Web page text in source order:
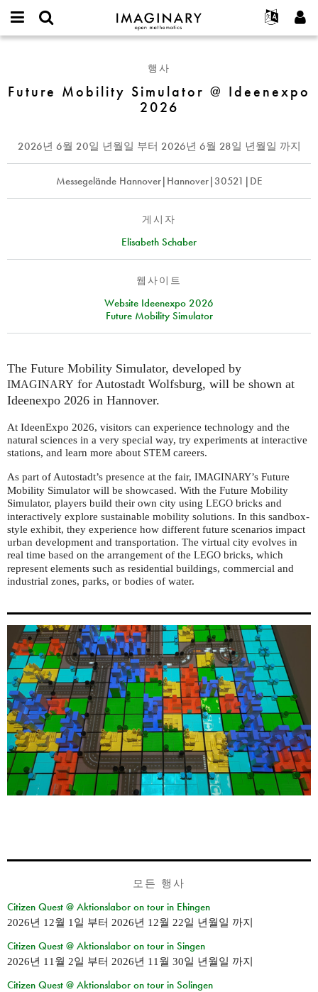
IMAGINARY
open
Français
Deutsch
한국어
Türkçe
Programs
Galleries
Hands-On
Texts
Exhibitions
프로젝트
참가하기
연락처
username
*밀
새로운 비밀번호 요청하기
Simulator
2026
행사
Future Mobility Simulator @ Ideenexpo
2026
2026년 6월 20일 년월일 부터 2026년 6월 28일 년월일 까지
Messegelände Hannover|Hannover|30521|DE
게시자
Elisabeth Schaber
웹사이트
Website Ideenexpo 2026
Future Mobility Simulator
The Future Mobility Simulator, developed by
IMAGINARY for Autostadt Wolfsburg, will be shown at
Ideenexpo 2026 in Hannover.
At IdeenExpo 2026, visitors can experience technology and the
natural sciences in a very special way, try experiments at interactive
stations, and learn more about STEM careers.
As part of Autostadt’s presence at the fair, IMAGINARY’s Future
Mobility Simulator will be showcased. With the Future Mobility
Simulator, players build their own city using LEGO bricks and
interactively explore sustainable mobility solutions. In this sandbox-
style exhibit, they experience how different future scenarios impact
urban development and transportation. The virtual city evolves in
real time based on the arrangement of the LEGO bricks, which
represent elements such as residential buildings, commercial and
industrial zones, parks, or bodies of water.
모든 행사
Citizen Quest @ Aktionslabor on tour in Ehingen
2026년 12월 1일 부터 2026년 12월 22일 년월일 까지
Citizen Quest @ Aktionslabor on tour in Singen
2026년 11월 2일 부터 2026년 11월 30일 년월일 까지
Citizen Quest @ Aktionslabor on tour in Solingen